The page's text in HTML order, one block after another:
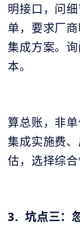
明接口，问
单，要求厂
集成方案。
本。
算总账，非
集成实施费
估，选择综合
3. 坑点三：